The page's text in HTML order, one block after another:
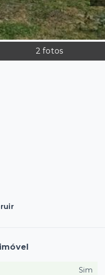
2 fotos
Sim